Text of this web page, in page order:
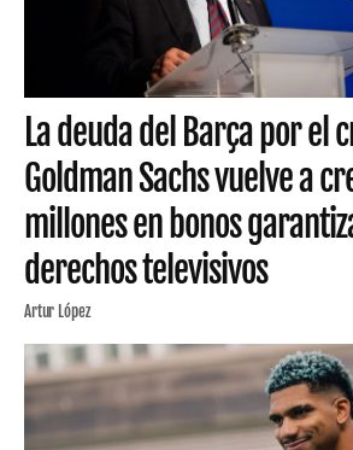
La deuda del Barça por el
Goldman Sachs vuelve a
millones en bonos
derechos televisivos
Artur López